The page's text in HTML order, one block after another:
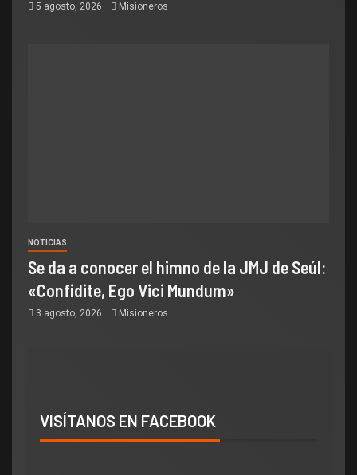
5 agosto, 2026 Misioneros
NOTICIAS
Se da a conocer el himno de la JMJ de Seúl:
«Confidite, Ego Vici Mundum»
3 agosto, 2026 Misioneros
VISÍTANOS EN FACEBOOK